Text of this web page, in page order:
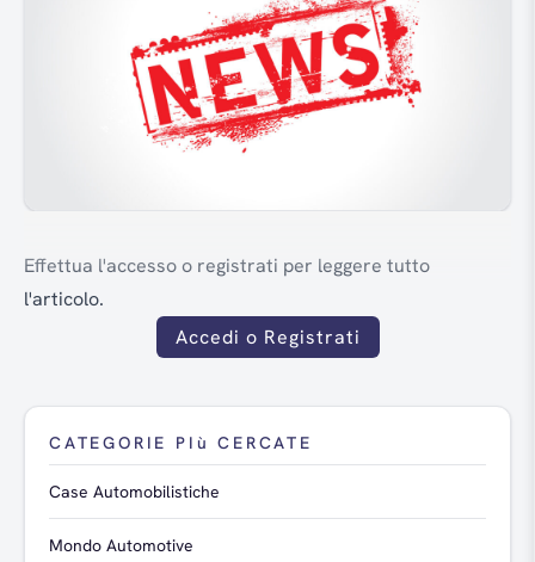
Effettua l'accesso o registrati per leggere tutto
l'articolo.
Accedi o Registrati
CATEGORIE PIù CERCATE
Case Automobilistiche
Mondo Automotive